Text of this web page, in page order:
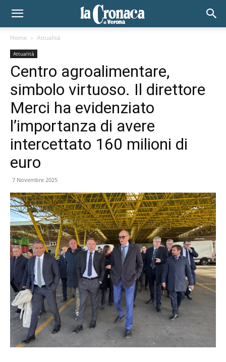
Home Attualità
Attualità
Centro agroalimentare,
simbolo virtuoso. Il direttore
Merci ha evidenziato
l’importanza di avere
intercettato 160 milioni di
euro
7 Novembre 2025